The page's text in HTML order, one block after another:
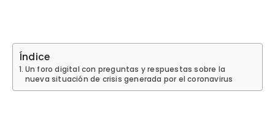
Índice
Un foro digital con preguntas y respuestas sobre la
nueva situación de crisis generada por el coronavirus